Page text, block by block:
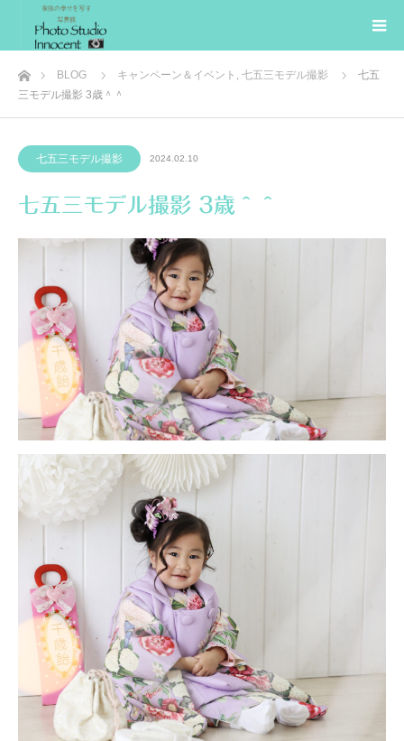
ホームBLOG キャンペーン＆イベント , 七五三モデル撮影
七五
三モデル撮影 3歳＾＾
七五三モデル撮影 2024.02.10
七五三モデル撮影 3歳＾＾